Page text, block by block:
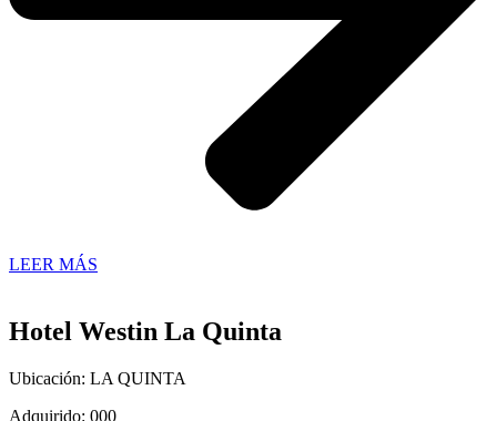
LEER MÁS
Hotel Westin La Quinta
Ubicación: LA QUINTA
Adquirido: 000